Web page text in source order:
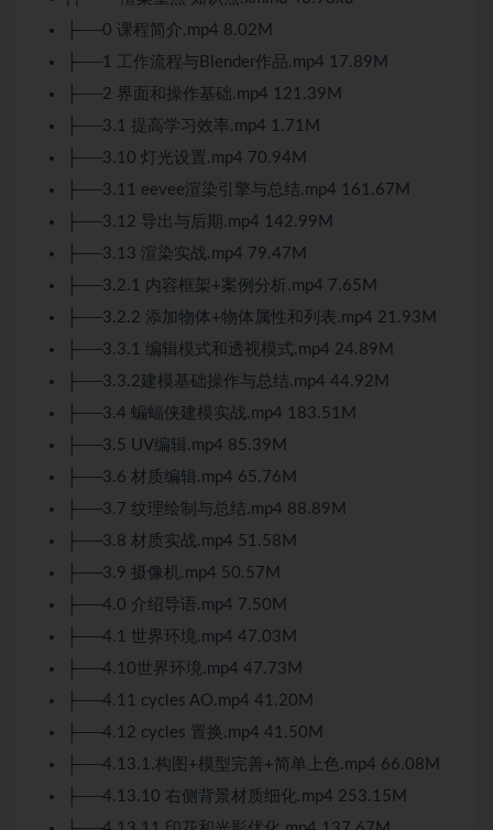
├──0 课程简介.mp4 8.02M
├──1 工作流程与Blender作品.mp4 17.89M
├──2 界面和操作基础.mp4 121.39M
├──3.1 提高学习效率.mp4 1.71M
├──3.10 灯光设置.mp4 70.94M
├──3.11 eevee渲染引擎与总结.mp4 161.67M
├──3.12 导出与后期.mp4 142.99M
├──3.13 渲染实战.mp4 79.47M
├──3.2.1 内容框架+案例分析.mp4 7.65M
├──3.2.2 添加物体+物体属性和列表.mp4 21.93M
├──3.3.1 编辑模式和透视模式.mp4 24.89M
├──3.3.2建模基础操作与总结.mp4 44.92M
├──3.4 蝙蝠侠建模实战.mp4 183.51M
├──3.5 UV编辑.mp4 85.39M
├──3.6 材质编辑.mp4 65.76M
├──3.7 纹理绘制与总结.mp4 88.89M
├──3.8 材质实战.mp4 51.58M
├──3.9 摄像机.mp4 50.57M
├──4.0 介绍导语.mp4 7.50M
├──4.1 世界环境.mp4 47.03M
├──4.10世界环境.mp4 47.73M
├──4.11 cycles AO.mp4 41.20M
├──4.12 cycles 置换.mp4 41.50M
├──4.13.1.构图+模型完善+简单上色.mp4 66.08M
├──4.13.10 右侧背景材质细化.mp4 253.15M